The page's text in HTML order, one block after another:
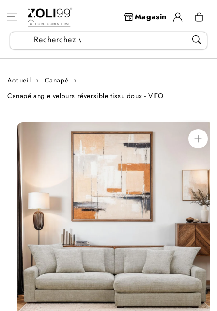
contenu
Recherchez vos articles...
Magasin
connecter
Panier
Accueil
Canapé
Canapé angle velours réversible tissu doux - VITO
informations
sur le produit